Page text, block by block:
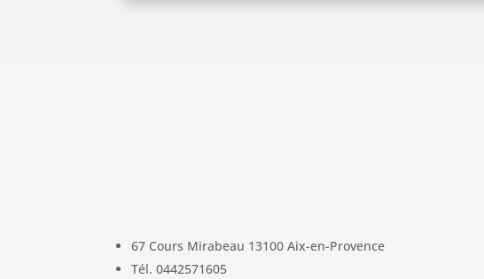
67 Cours Mirabeau 13100 Aix-en-Provence
Tél.0442571605